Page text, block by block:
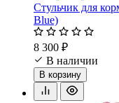
Стульчик для
Blue)
8 300 ₽
В наличии
В корзину